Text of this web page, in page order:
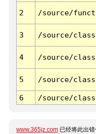
2 /source/
3 /source/
4 /source/
5 /source/
6 /source/
www.365jz.com 已经将此出